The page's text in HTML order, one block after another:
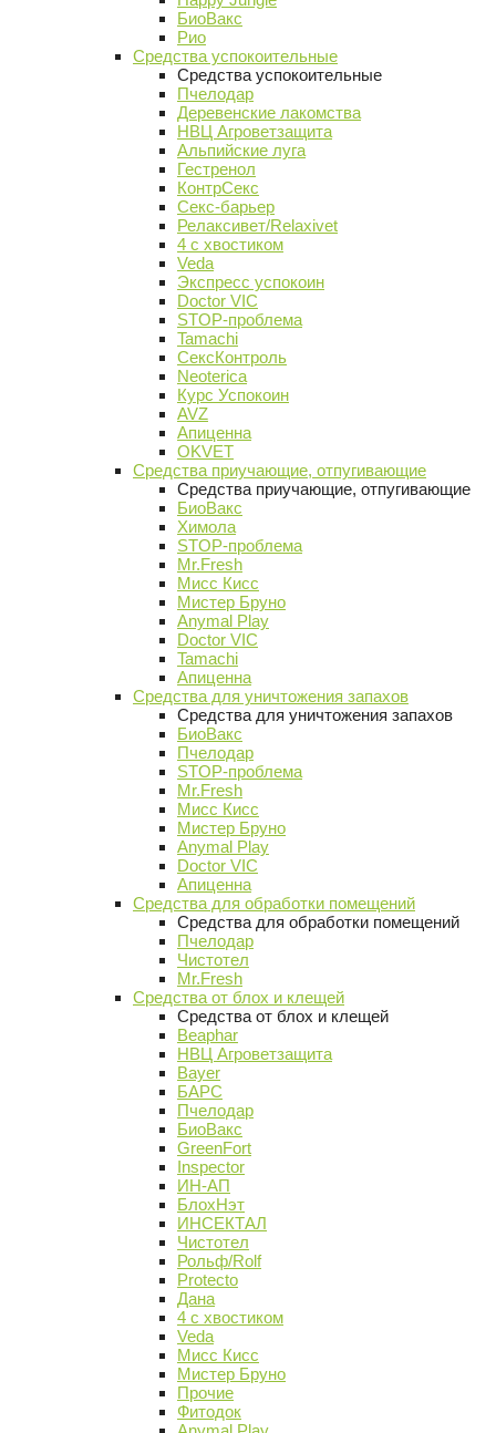
БиоВакс
Рио
Средства успокоительные
Средства успокоительные
Пчелодар
Деревенские лакомства
НВЦ Агроветзащита
Альпийские луга
Гестренол
КонтрСекс
Секс-барьер
Релаксивет/Relaxivet
4 с хвостиком
Veda
Экспресс успокоин
Doctor VIC
STOP-проблема
Tamachi
СексКонтроль
Neoterica
Курс Успокоин
AVZ
Апиценна
OKVET
Средства приучающие, отпугивающие
Средства приучающие, отпугивающие
БиоВакс
Химола
STOP-проблема
Mr.Fresh
Мисс Кисс
Мистер Бруно
Anymal Play
Doctor VIC
Tamachi
Апиценна
Средства для уничтожения запахов
Средства для уничтожения запахов
БиоВакс
Пчелодар
STOP-проблема
Mr.Fresh
Мисс Кисс
Мистер Бруно
Anymal Play
Doctor VIC
Апиценна
Средства для обработки помещений
Средства для обработки помещений
Пчелодар
Чистотел
Mr.Fresh
Средства от блох и клещей
Средства от блох и клещей
Beaphar
НВЦ Агроветзащита
Bayer
БАРС
Пчелодар
БиоВакс
GreenFort
Inspector
ИН-АП
БлохНэт
ИНСЕКТАЛ
Чистотел
Рольф/Rolf
Protecto
Дана
4 с хвостиком
Veda
Мисс Кисс
Мистер Бруно
Прочие
Фитодок